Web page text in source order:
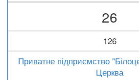
26
126
Приватне підприємство
Церква